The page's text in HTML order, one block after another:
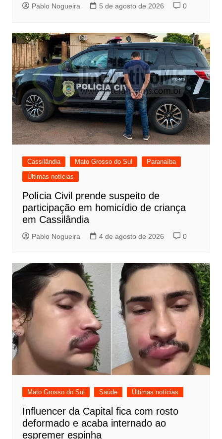
Pablo Nogueira 5 de agosto de 2026 0
Cassilândia Mato Grosso do Sul
Paranaíba
Últimas notícias
Polícia Civil prende suspeito de
participação em homicídio de criança
em Cassilândia
Pablo Nogueira 4 de agosto de 2026 0
Mato Grosso do Sul Saúde Últimas notícias
Influencer da Capital fica com rosto
deformado e acaba internado ao
espremer espinha